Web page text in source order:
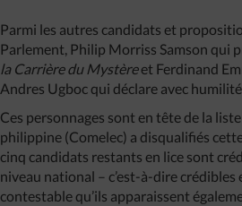
Parmi les autres candidats et
Parlement, Philip Morriss Samson qui
la Carrière du Mystèreet Ferdinand
Andres Ugboc qui déclare avec humilité
Ces personnages sont en tête de la
philippine (Comelec) a disqualifiés
cinq candidats restants en lice sont
niveau national – c’est-à-dire
contestable qu’ils apparaissent